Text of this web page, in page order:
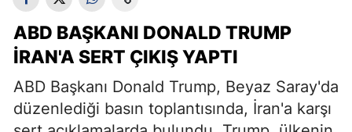
ABD BAŞKANI DONALD TRUMP
İRAN'A SERT ÇIKIŞ YAPTI
ABD Başkanı Donald Trump, Beyaz Saray'da
düzenlediği basın toplantısında, İran'a karşı